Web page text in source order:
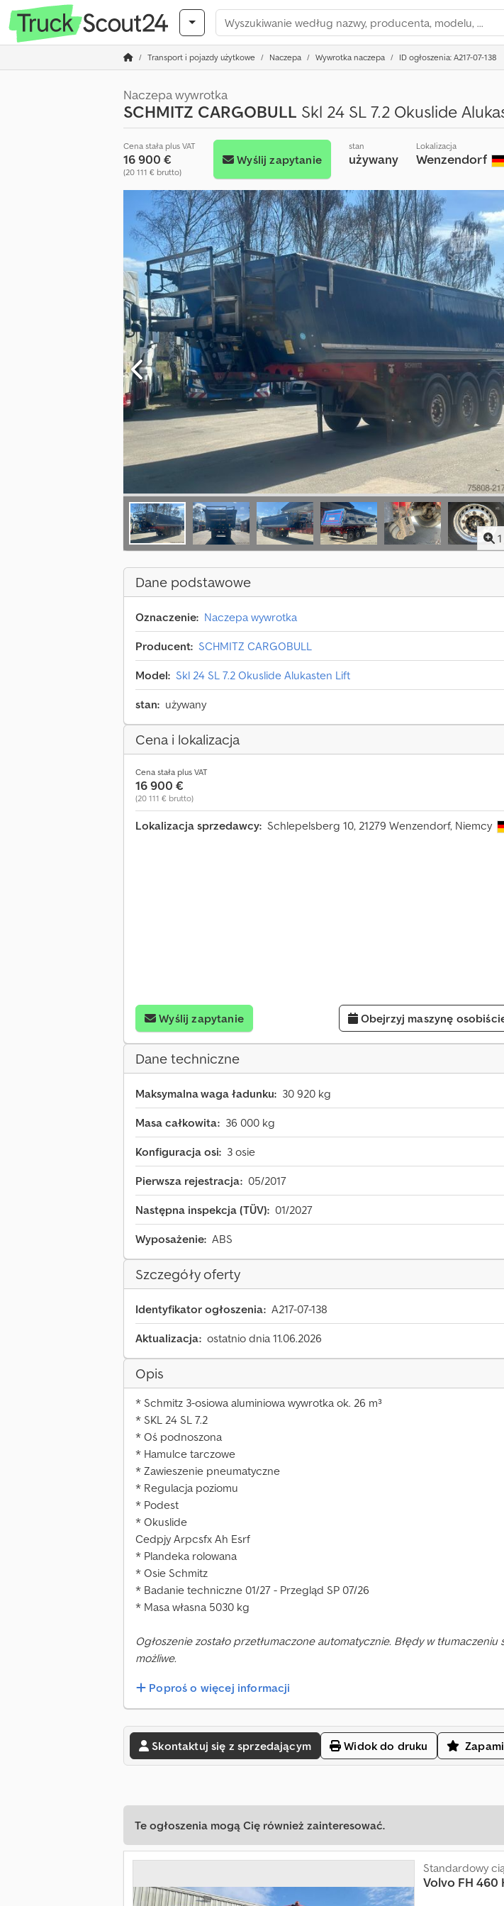
Transport i pojazdy użytkowe Naczepa Wywrotka naczepa ID ogłoszenia: A217-07-138
Naczepa wywrotka
SCHMITZ CARGOBULL Skl 24 SL 7.2 Okuslide
Cena stała plus VAT
16 900 €
(20 111 € brutto)
Wyślij zapytanie
stan
używany
Lokalizacja
Wenzendorf
1
Dane podstawowe
Oznaczenie: Naczepa wywrotka
Producent: SCHMITZ CARGOBULL
Model: Skl 24 SL 7.2 Okuslide Alukasten Lift
stan: używany
Cena i lokalizacja
Cena stała plus VAT
16 900 €
(20 111 € brutto)
Lokalizacja sprzedawcy: Schlepelsberg 10, 21279 Wenzendorf, Niemcy
Wyślij zapytanie Obejrzyj maszynę
Dane techniczne
Maksymalna waga ładunku: 30 920 kg
Masa całkowita: 36 000 kg
Konfiguracja osi: 3 osie
Pierwsza rejestracja: 05/2017
Następna inspekcja (TÜV): 01/2027
Wyposażenie: ABS
Szczegóły oferty
Identyfikator ogłoszenia: A217-07-138
Aktualizacja: ostatnio dnia 11.06.2026
Opis
* Schmitz 3-osiowa aluminiowa wywrotka ok. 26 m³
* SKL 24 SL 7.2
* Oś podnoszona
* Hamulce tarczowe
* Zawieszenie pneumatyczne
* Regulacja poziomu
* Podest
* Okuslide
Cedpjy Arpcsfx Ah Esrf
* Plandeka rolowana
* Osie Schmitz
* Badanie techniczne 01/27 - Przegląd SP 07/26
* Masa własna 5030 kg
Ogłoszenie zostało przetłumaczone automatycznie. Błędy w tłumaczeniu
możliwe.
Poproś o więcej informacji
Skontaktuj się z sprzedającym Widok do druku
Te ogłoszenia mogą Cię również zainteresować.
Standardowy
Volvo FH 460